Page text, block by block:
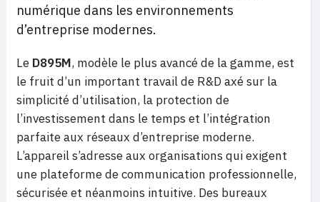
numérique dans les environnements
d’entreprise modernes.
Le D895M, modèle le plus avancé de la gamme, est
le fruit d’un important travail de R&D axé sur la
simplicité d’utilisation, la protection de
l’investissement dans le temps et l’intégration
parfaite aux réseaux d’entreprise moderne.
L’appareil s’adresse aux organisations qui exigent
une plateforme de communication professionnelle,
sécurisée et néanmoins intuitive. Des bureaux